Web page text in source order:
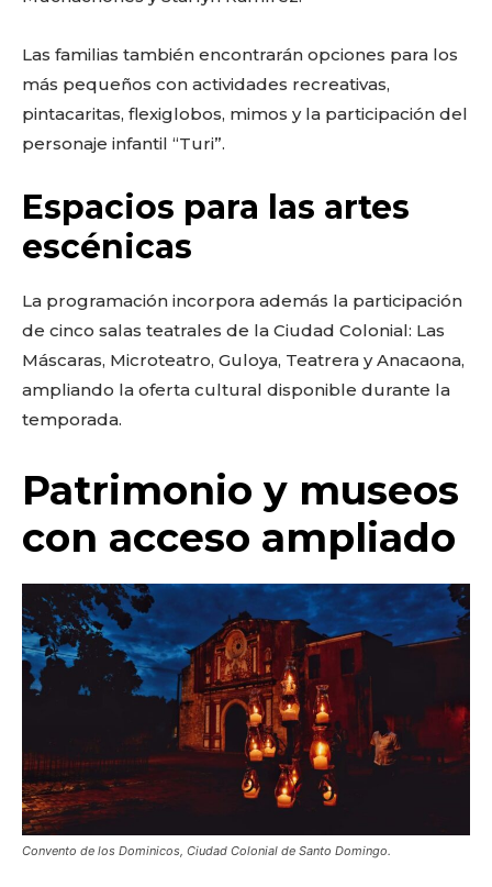
Las familias también encontrarán opciones para los
más pequeños con actividades recreativas,
pintacaritas, flexiglobos, mimos y la participación del
personaje infantil “Turi”.
Espacios para las artes
escénicas
La programación incorpora además la participación
de cinco salas teatrales de la Ciudad Colonial: Las
Máscaras, Microteatro, Guloya, Teatrera y Anacaona,
ampliando la oferta cultural disponible durante la
temporada.
Patrimonio y museos
con acceso ampliado
Convento de los Dominicos, Ciudad Colonial de Santo Domingo.